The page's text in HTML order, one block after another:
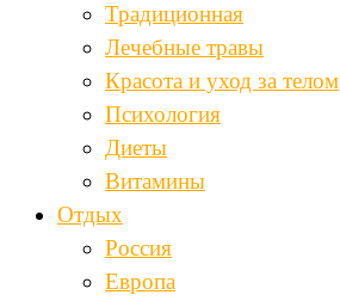
Традиционная
Лечебные травы
Красота и уход за телом
Психология
Диеты
Витамины
Отдых
Россия
Европа